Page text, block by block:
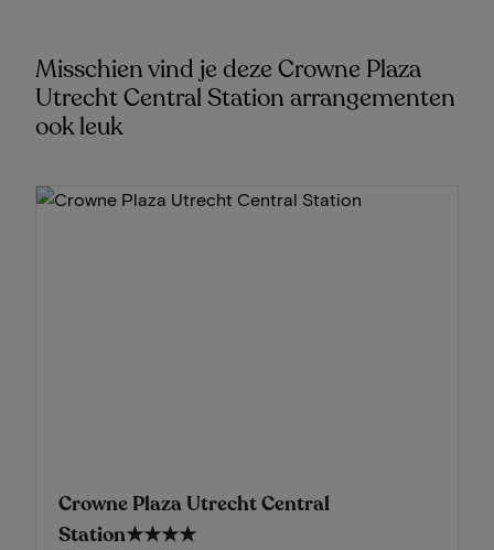
Misschien vind je deze Crowne Plaza
Utrecht Central Station arrangementen
ook leuk
Crowne Plaza Utrecht Central
Station★★★★